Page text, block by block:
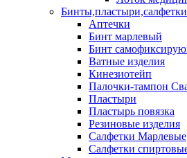
Аптечки
Бинт марлевый
Бинт
Ватные изделия
Кинезиотейп
Палочки-тампон
Пластыри
Пластырь повязка
Резиновые изделия
Салфетки Марлевые
Салфетки